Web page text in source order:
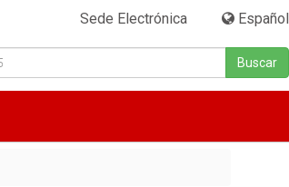
Sede Electrónica Español
Buscar